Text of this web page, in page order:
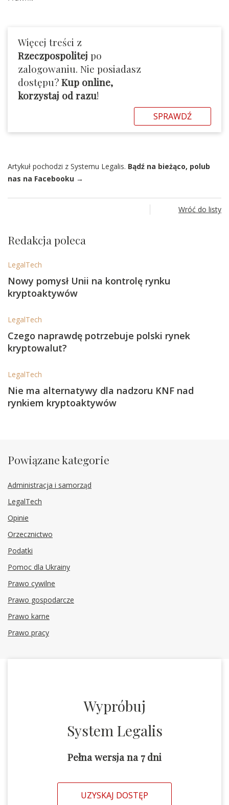
Więcej treści z
Rzeczpospolitej po
zalogowaniu. Nie posiadasz
dostępu?Kup online,
korzystaj od razu!
SPRAWDŹ
Artykuł pochodzi z Systemu Legalis. Bądź na bieżąco, polub
nas na Facebooku →
Wróć do listy
Redakcja poleca
LegalTech
Nowy pomysł Unii na kontrolę rynku
kryptoaktywów
LegalTech
Czego naprawdę potrzebuje polski rynek
kryptowalut?
LegalTech
Nie ma alternatywy dla nadzoru KNF nad
rynkiem kryptoaktywów
Powiązane kategorie
Administracja i samorząd
LegalTech
Opinie
Orzecznictwo
Podatki
Pomoc dla Ukrainy
Prawo cywilne
Prawo gospodarcze
Prawo karne
Prawo pracy
Wypróbuj
System Legalis
Pełna wersja na 7 dni
UZYSKAJ DOSTĘP